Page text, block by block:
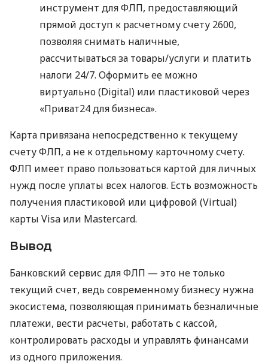
инструмент для ФЛП, предоставляющий
прямой доступ к расчетному счету 2600,
позволяя снимать наличные,
рассчитываться за товары/услуги и платить
налоги 24/7. Оформить ее можно
виртуально (Digital) или пластиковой через
«Приват24 для бизнеса».
Карта привязана непосредственно к текущему
счету ФЛП, а не к отдельному карточному счету.
ФЛП имеет право пользоваться картой для личных
нужд после уплаты всех налогов. Есть возможность
получения пластиковой или цифровой (Virtual)
карты Visa или Mastercard.
Вывод
Банковский сервис для ФЛП — это не только
текущий счет, ведь современному бизнесу нужна
экосистема, позволяющая принимать безналичные
платежи, вести расчеты, работать с кассой,
контролировать расходы и управлять финансами
из одного приложения.